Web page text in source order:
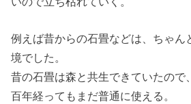
例えば昔からの石畳などは、ちゃん
境でした。
昔の石畳は森と共生できていたので
百年経ってもまだ普通に使える。